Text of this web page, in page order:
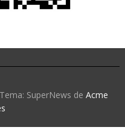
Tema: SuperNews de Acme